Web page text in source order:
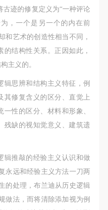
古迹的修复定义为“一种评论
，一个是另一个的内在前
和艺术的创造性相当不同，
结构性关系。正因如此，
主义的。
辑思辨和结构主义特征，例
其修复含义的区分、直觉上
性的区分、材料和形象、
残缺的视知觉意义、建筑遗
辑推敲的经验主义认识和做
永远和经验主义方法一刀两
的处理，布兰迪从历史逻辑
做法，而将清除添加视为例